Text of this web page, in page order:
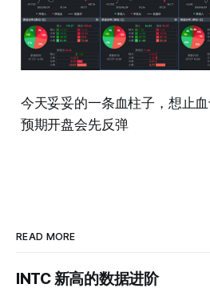
今天妥妥的一条血柱子，想止
预期开盘会先反弹
READ MORE
INTC 新高的数据进阶